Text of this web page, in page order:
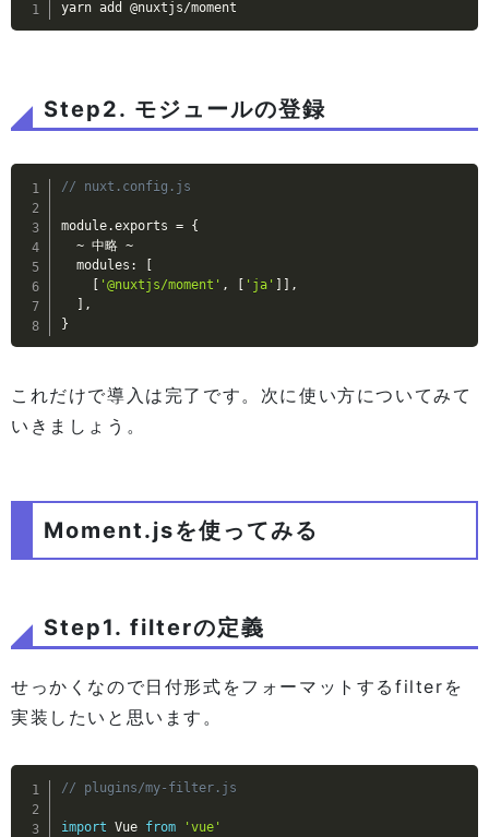
Step2. モジュールの登録
// nuxt.config.js
module.exports =
{
~ 中略 ~
  modules
:
'@nuxtjs/moment' , 'ja'
,
,
}
これだけで導入は完了です。次に使い方についてみて
いきましょう。
Moment.jsを使ってみる
Step1. filterの定義
せっかくなので日付形式をフォーマットするfilterを
実装したいと思います。
// plugins/my-filter.js
import Vue from
'vue'